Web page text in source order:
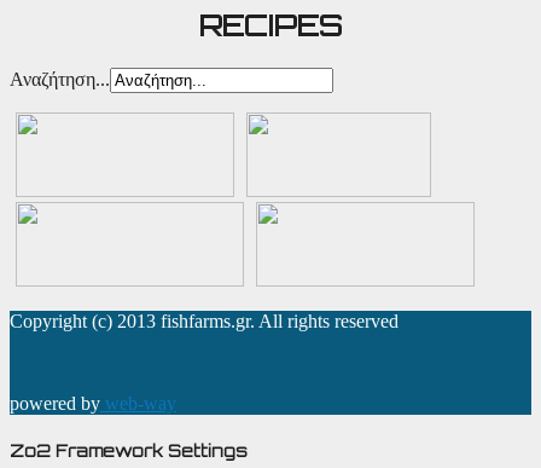
RECIPES
Αναζήτηση...
Copyright (c) 2013 fishfarms.gr. All rights reserved
powered by web-way
Zo2 Framework Settings